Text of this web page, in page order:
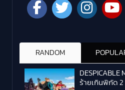
RANDOM
DESPICABLE
ร้ายเกินพิกัด 2